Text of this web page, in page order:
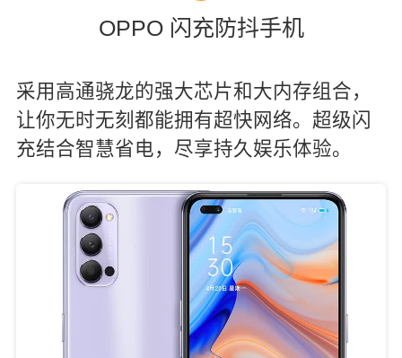
OPPO 闪充防抖手机
采用高通骁龙的强大芯片和大内存组合，
让你无时无刻都能拥有超快网络。超级闪
充结合智慧省电，尽享持久娱乐体验。